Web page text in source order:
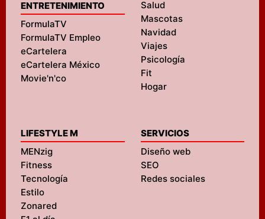
ENTRETENIMIENTO
FormulaTV
FormulaTV Empleo
eCartelera
eCartelera México
Movie'n'co
Salud
Mascotas
Navidad
Viajes
Psicología
Fit
Hogar
LIFESTYLE M
MENzig
Fitness
Tecnología
Estilo
Zonared
SERVICIOS
Diseño web
SEO
Redes sociales